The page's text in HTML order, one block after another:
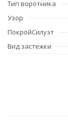
Тип воротника
Узор
ПокройСилуэт
Вид застежки